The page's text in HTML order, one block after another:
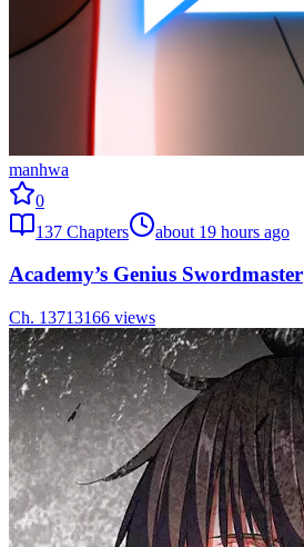
manhwa
0
137 Chapters about 19 hours ago
Academy’s Genius Swordmaster
Ch. 13713166 views